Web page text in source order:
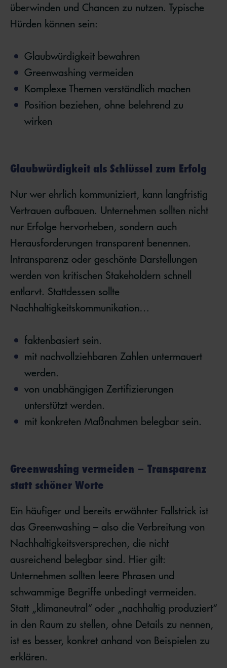
überwinden und Chancen zu nutzen. Typische
Hürden können sein:
Glaubwürdigkeit bewahren
Greenwashing vermeiden
Komplexe Themen verständlich machen
Position beziehen, ohne belehrend zu
wirken
Glaubwürdigkeit als Schlüssel zum Erfolg
Nur wer ehrlich kommuniziert, kann langfristig
Vertrauen aufbauen. Unternehmen sollten nicht
nur Erfolge hervorheben, sondern auch
Herausforderungen transparent benennen.
Intransparenz oder geschönte Darstellungen
werden von kritischen Stakeholdern schnell
entlarvt. Stattdessen sollte
Nachhaltigkeitskommunikation…
faktenbasiert sein.
mit nachvollziehbaren Zahlen untermauert
werden.
von unabhängigen Zertifizierungen
unterstützt werden.
mit konkreten Maßnahmen belegbar sein.
Greenwashing vermeiden – Transparenz
statt schöner Worte
Ein häufiger und bereits erwähnter Fallstrick ist
das Greenwashing – also die Verbreitung von
Nachhaltigkeitsversprechen, die nicht
ausreichend belegbar sind. Hier gilt:
Unternehmen sollten leere Phrasen und
schwammige Begriffe unbedingt vermeiden.
Statt „klimaneutral“ oder „nachhaltig produziert“
in den Raum zu stellen, ohne Details zu nennen,
ist es besser, konkret anhand von Beispielen zu
erklären.